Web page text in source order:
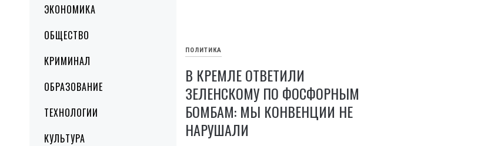
ЭКОНОМИКА
ОБЩЕСТВО
КРИМИНАЛ
ОБРАЗОВАНИЕ
ТЕХНОЛОГИИ
КУЛЬТУРА
ПОЛИТИКА
В КРЕМЛЕ ОТВЕТИЛИ
ЗЕЛЕНСКОМУ ПО ФОСФОРНЫМ
БОМБАМ: МЫ КОНВЕНЦИИ НЕ
НАРУШАЛИ